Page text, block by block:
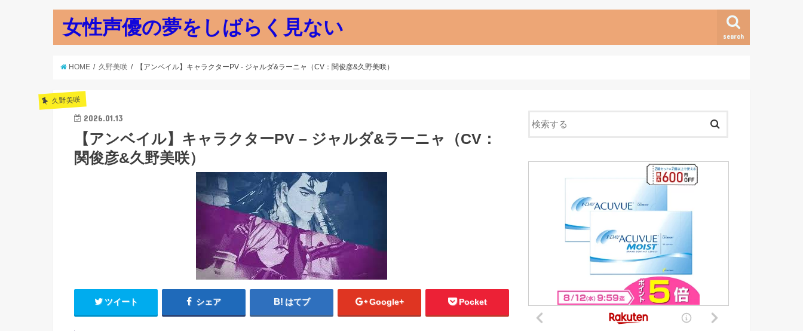
女性声優の夢をしばらく見ない search
HOME 久野美咲 【アンベイル】キャラクターPV - ジャルダ&ラーニャ（CV：関俊彦&久野美咲）
久野美咲
2026.01.13
【アンベイル】キャラクターPV – ジャルダ&ラーニャ（CV：
関俊彦&久野美咲）
ツイート シェア はてブ Google+ Pocket